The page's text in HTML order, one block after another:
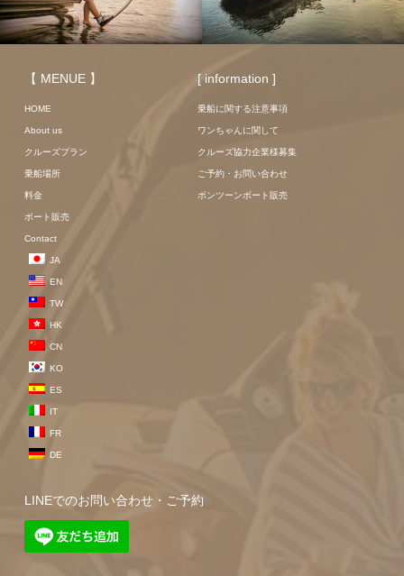
【 MENUE 】
HOME
About us
クルーズプラン
乗船場所
料金
ボート販売
Contact
JA
EN
TW
HK
CN
KO
ES
IT
FR
DE
[ information ]
乗船に関する注意事項
ワンちゃんに関して
クルーズ協力企業様募集
ご予約・お問い合わせ
ポンツーンボート販売
LINEでのお問い合わせ・ご予約